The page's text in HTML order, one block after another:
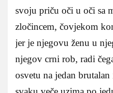
svoju priču oči u oči sa
zločincem, čovjekom
jer je njegovu ženu u
njegov crni rob, radi
osvetu na jedan